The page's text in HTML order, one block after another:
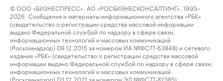
© ООО «БИЗНЕСПРЕСС», АО «РОСБИЗНЕСКОНСАЛТИНГ», 1995–
2026. Сообщения и материалы информационного агентства «РБК»
(свидетельство о регистрации средства массовой информации
выдано Федеральной службой по надзору в сфере связи,
информационных технологий и массовых коммуникаций
(Роскомнадзор) 09.12.2015 за номером ИА №ФС77-63848) и сетевого
издания «РБК» (свидетельство о регистрации средства массовой
информации выдано Федеральной службой по надзору в сфере связи,
информационных технологий и массовых коммуникаций
(Роскомнадзор) 03.12.2021 за номером ЭЛ №ФС77-82385)